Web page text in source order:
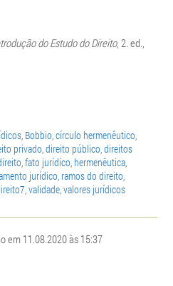
do Estudo do Direito, 2. ed.,
, Bobbio,círculo hermenêutico,
privado,direito público,direitos
,fato jurídico, hermenêutica,
jurídico, ramos do direito,
,validade,valores jurídicos
em 11.08.2020 às 15:37